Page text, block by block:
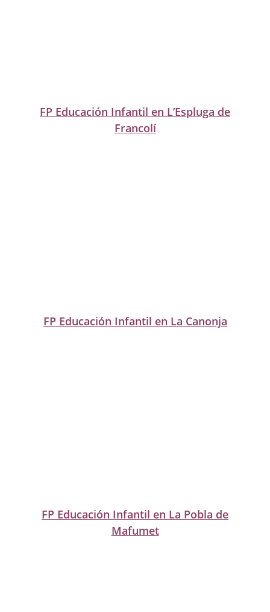
FP Educación Infantil en L’Espluga de
Francolí
FP Educación Infantil en La Canonja
FP Educación Infantil en La Pobla de
Mafumet